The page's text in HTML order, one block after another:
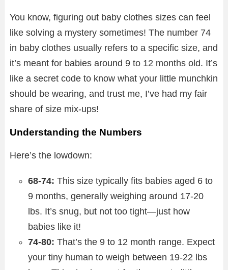
You know, figuring out baby clothes sizes can feel
like solving a mystery sometimes! The number 74
in baby clothes usually refers to a specific size, and
it’s meant for babies around 9 to 12 months old. It’s
like a secret code to know what your little munchkin
should be wearing, and trust me, I’ve had my fair
share of size mix-ups!
Understanding the Numbers
Here’s the lowdown:
68-74: This size typically fits babies aged 6 to
9 months, generally weighing around 17-20
lbs. It’s snug, but not too tight—just how
babies like it!
74-80: That’s the 9 to 12 month range. Expect
your tiny human to weigh between 19-22 lbs